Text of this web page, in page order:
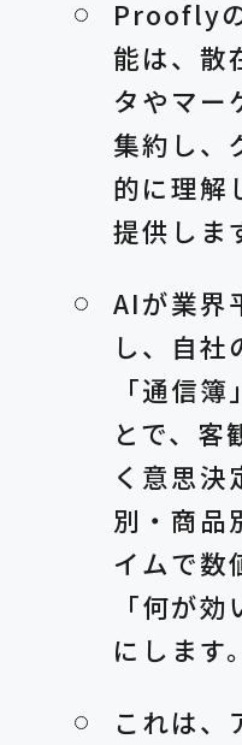
Proofly
能は、散
タやマー
集約し、
的に理解
提供しま
AIが業界
し、自社
「通信
とで、客
く意思決
別・商品
イムで数
「何が
にします。
これは、